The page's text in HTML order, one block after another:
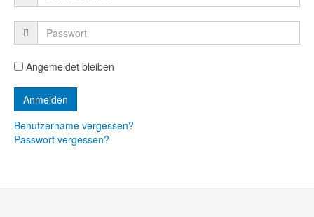
Angemeldet bleiben
Benutzername vergessen?
Passwort vergessen?